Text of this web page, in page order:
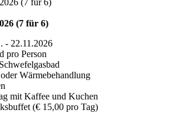
(7 für 6)
- 22.11.2026
pro Person
Wärmebehandlung
mit Kaffee und Kuchen
(€ 15,00 pro Tag)